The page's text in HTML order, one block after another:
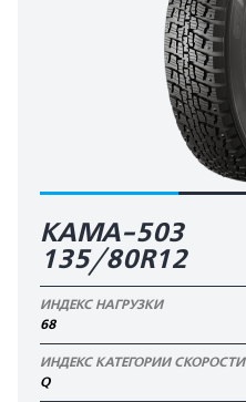
КАМА-503
135/80R12
ИНДЕКС НАГРУЗКИ
68
ИНДЕКС КАТЕГОРИИ СКОРОСТИ
Q